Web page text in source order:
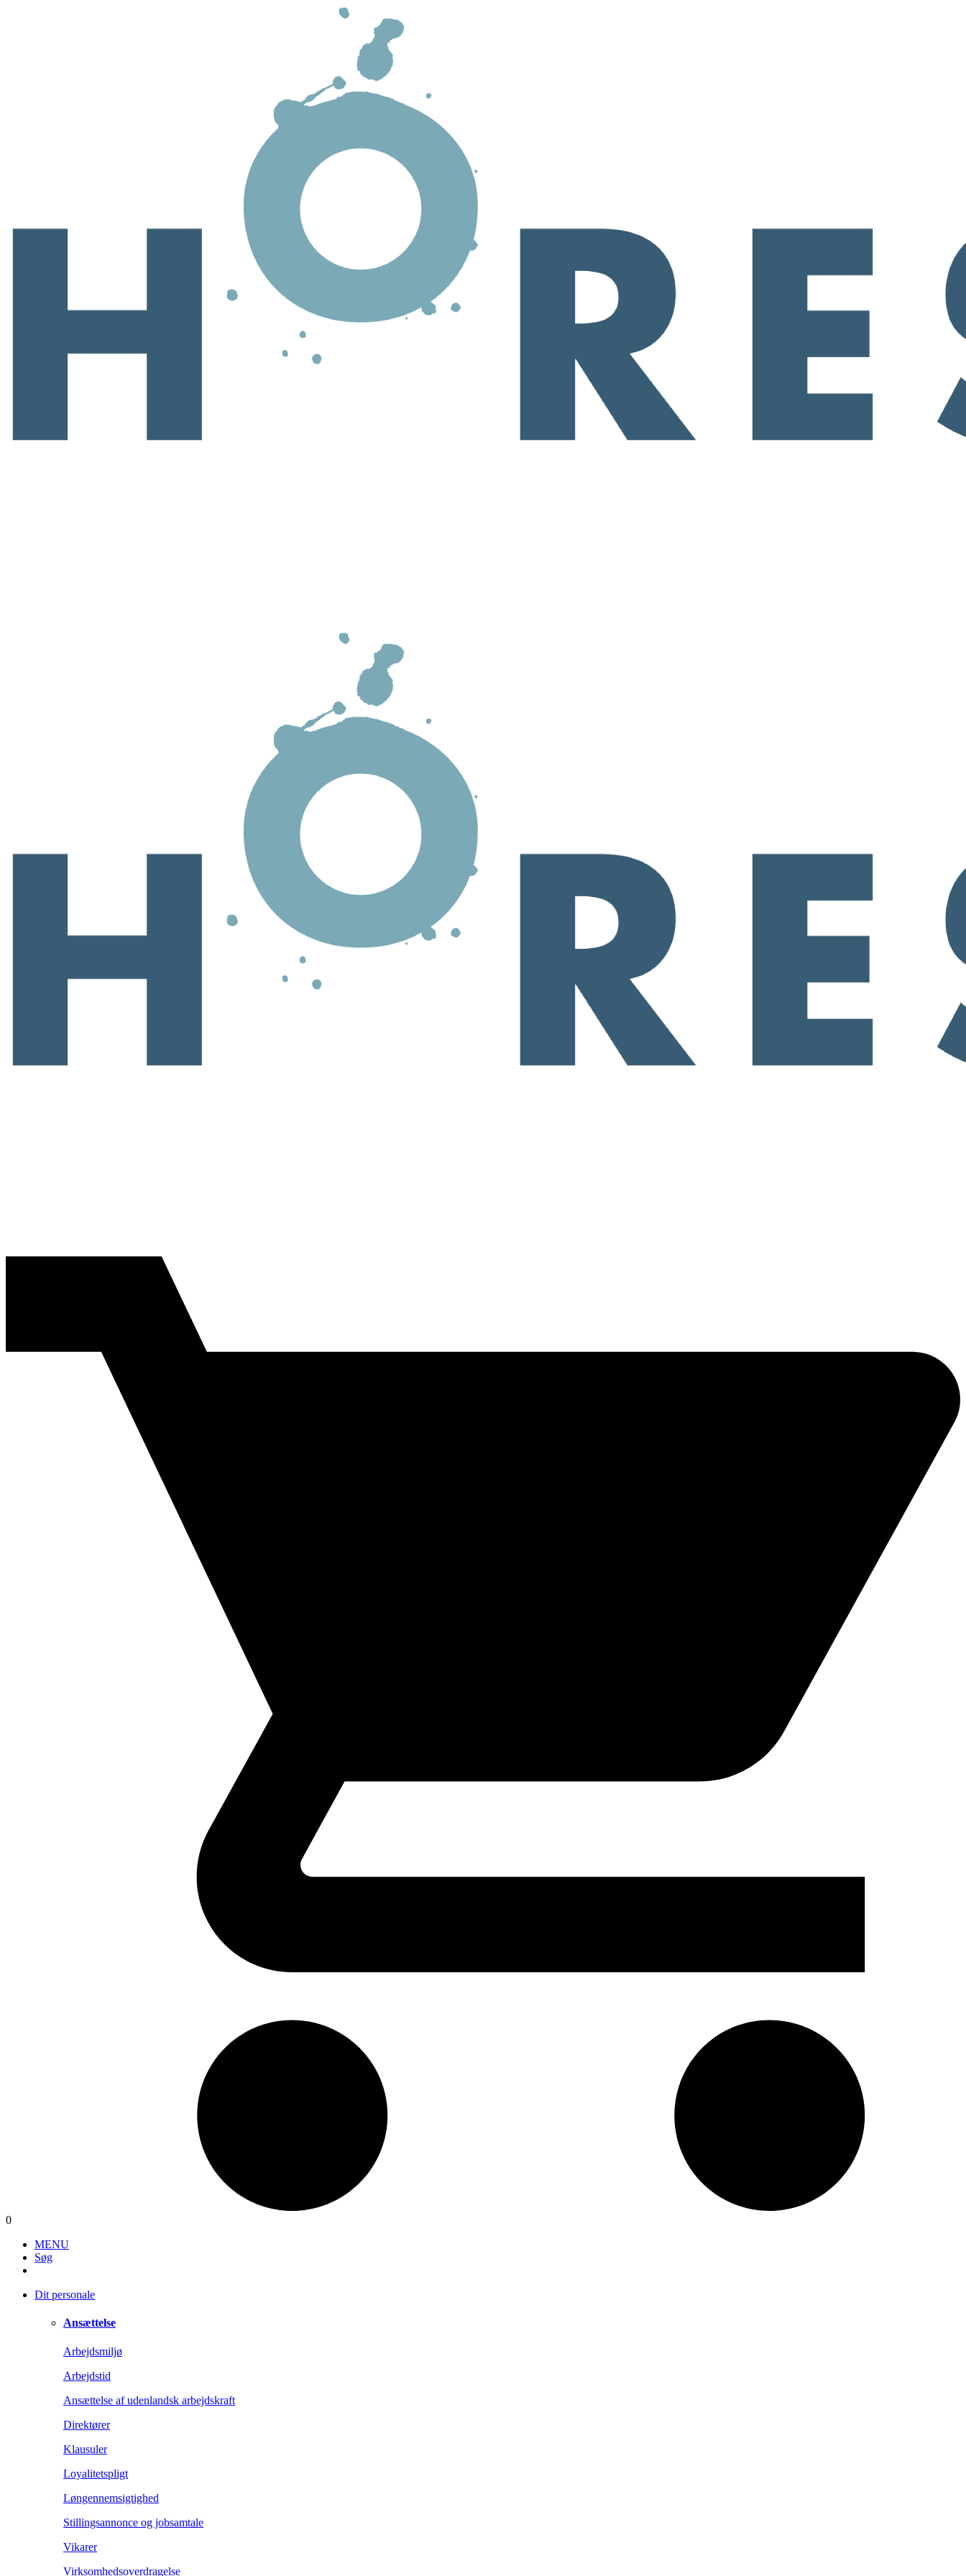
0
MENU
Søg
Dit personale
Ansættelse
Arbejdsmiljø
Arbejdstid
Ansættelse af udenlandsk arbejdskraft
Direktører
Klausuler
Loyalitetspligt
Løngennemsigtighed
Stillingsannonce og jobsamtale
Vikarer
Virksomhedsoverdragelse